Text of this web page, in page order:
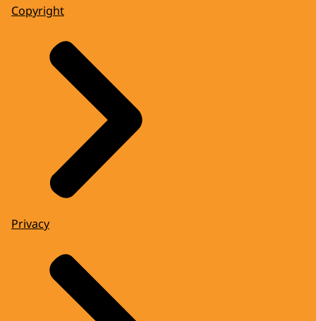
Copyright
Privacy